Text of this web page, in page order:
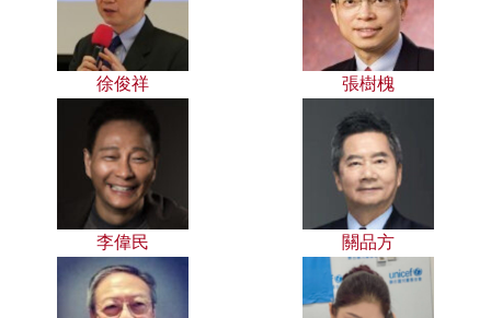
徐俊祥 張樹槐
李偉民 關品方